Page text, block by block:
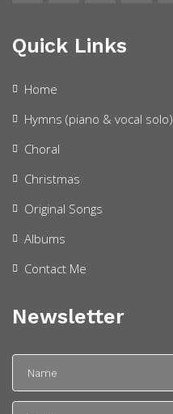
Quick Links
Home
Hymns (piano & vocal solo)
Choral
Christmas
Original Songs
Albums
Contact Me
Newsletter